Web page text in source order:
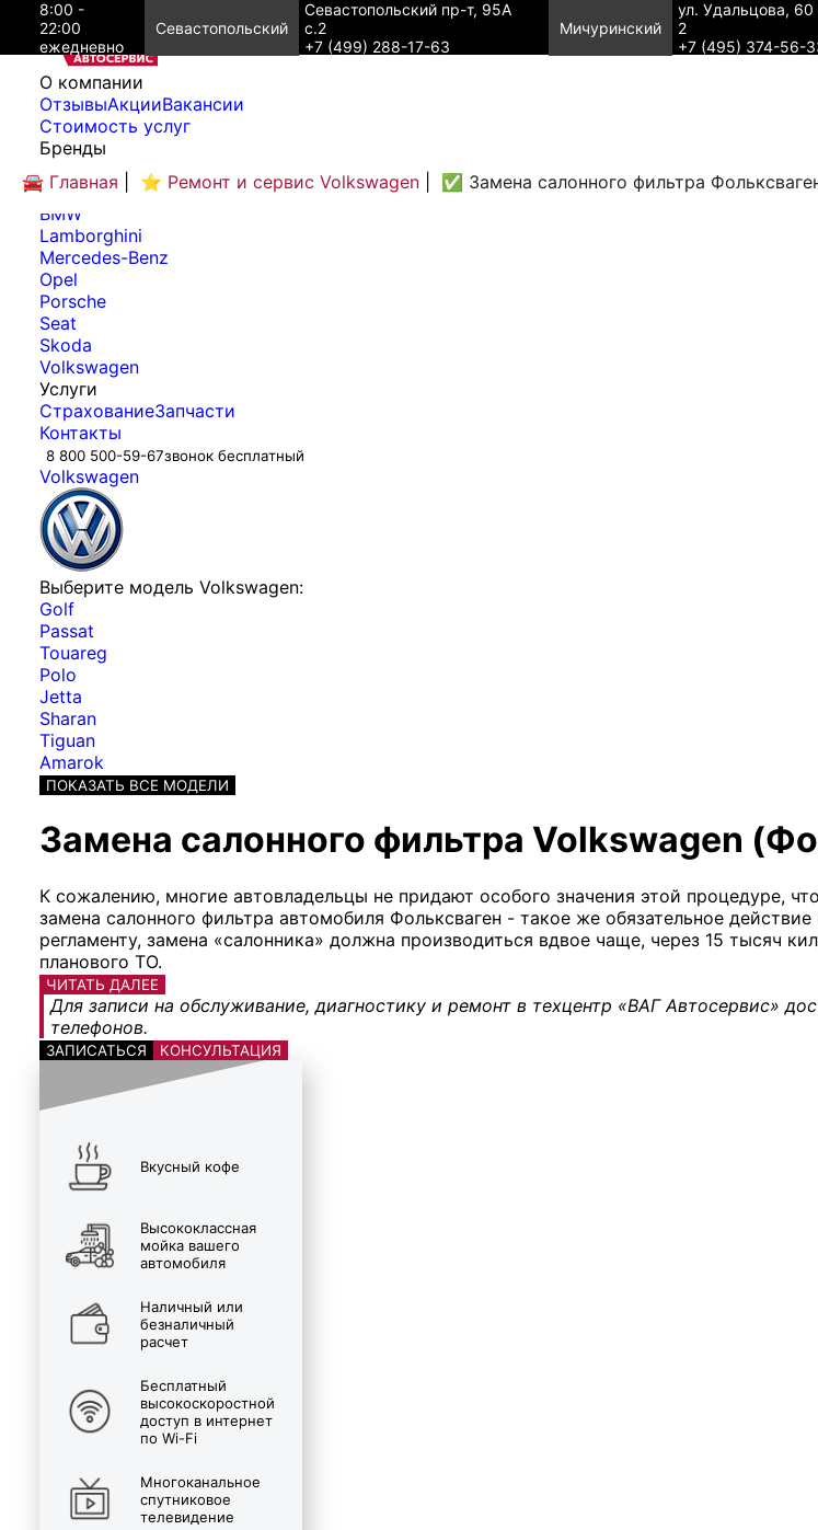
8:00 -
22:00
ежедневно
Севастопольский
Севастопольский пр-т, 95А
с.2
+7 (499) 288-17-63
Мичуринский
ул. Удальцова, 60
2
+7 (495) 374-56-
O компании
ОтзывыАкцииВакансии
Cтоимость услуг
Бренды
Audi
Bentley
BMW
Lamborghini
Mercedes-Benz
Opel
Porsche
Seat
Skoda
Volkswagen
Услуги
СтрахованиеЗапчасти
Контакты
8 800 500-59-67звонок бесплатный
🚘 Главная ⭐ Ремонт и сервис Volkswagen ✅ Замена салонного фильтра
Volkswagen
Выберите модель Volkswagen:
Golf
Passat
Touareg
Polo
Jetta
Sharan
Tiguan
Amarok
ПОКАЗАТЬ ВСЕ МОДЕЛИ
Замена салонного фильтра Volkswagen
К сожалению, многие автовладельцы не придают особого значения этой процедуре,
замена салонного фильтра автомобиля Фольксваген - такое же обязательное
регламенту, замена «салонника» должна производиться вдвое чаще, через 15 тысяч
планового ТО.
ЧИТАТЬ ДАЛЕЕ
Для записи на обслуживание, диагностику и ремонт в техцентр «ВАГ Автосервис»
телефонов.
ЗАПИСАТЬСЯ КОНСУЛЬТАЦИЯ
Вкусный кофе
Высококлассная
мойка вашего
автомобиля
Наличный или
безналичный
расчет
Бесплатный
высокоскоростной
доступ в интернет
по Wi-Fi
Многоканальное
спутниковое
телевидение